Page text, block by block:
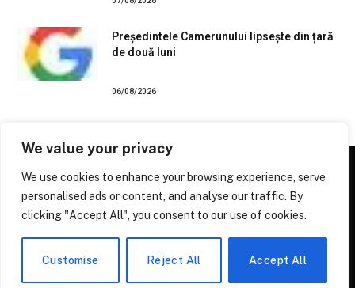
We value your privacy
We use cookies to enhance your browsing experience, serve
personalised ads or content, and analyse our traffic. By
clicking "Accept All", you consent to our use of cookies.
Customise Reject All Accept All
Președintele Camerunului lipsește din țară
de două luni
06/08/2026
Facebook
(Twitter)
Pinterest